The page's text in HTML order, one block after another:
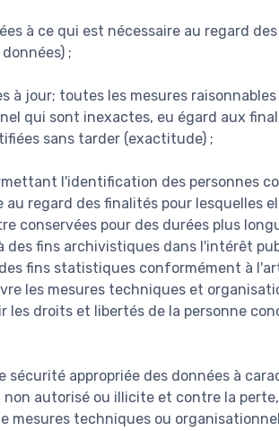
à ce qui est nécessaire au regard
;
à jour; toutes les mesures
qui sont inexactes, eu égard aux
sans tarder (exactitude) ;
l'identification des personnes
regard des finalités pour lesquelles
conservées pour des durées plus
fins archivistiques dans l'intérêt
fins statistiques conformément à
les mesures techniques et
les droits et libertés de la personne
appropriée des données à
autorisé ou illicite et contre la
mesures techniques ou